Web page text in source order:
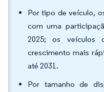
Por tipo de veículo,
com uma
2025; os veículos
crescimento mais
até 2031.
Por tamanho de